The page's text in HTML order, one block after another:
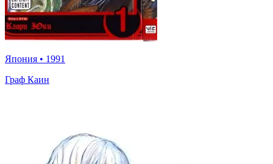
Япония • 1991
Граф Каин